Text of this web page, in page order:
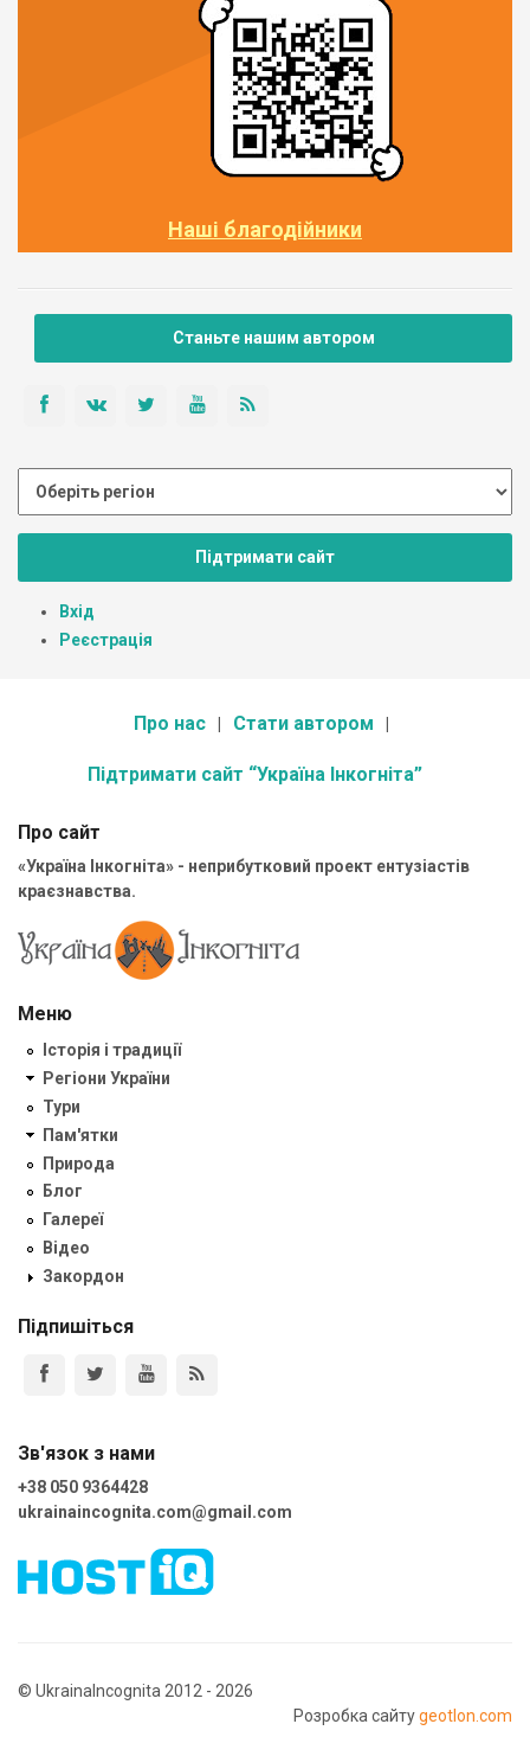
Наші благодійники
Станьте нашим автором
Підтримати сайт
Вхід
Реєстрація
Про нас Стати автором
Підтримати сайт “Україна Інкогніта”
Про сайт
«Україна Інкогніта» - неприбутковий проект ентузіастів
краєзнавства.
Меню
Історія і традиції
Регіони України
Тури
Пам'ятки
Природа
Блог
Галереї
Відео
Закордон
Підпишіться
Зв'язок з нами
+38 050 9364428
ukrainaincognita.com@gmail.com
© UkrainaIncognita 2012 - 2026
Розробка сайтуgeotlon.com